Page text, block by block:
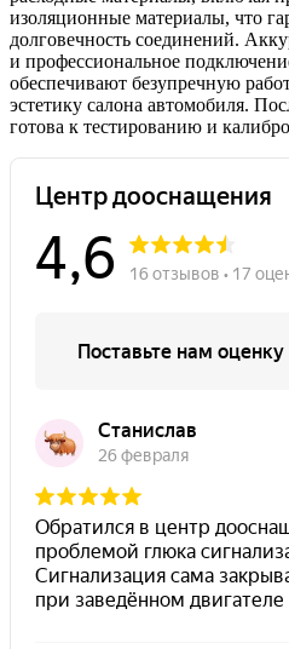
изоляционные материалы, что
долговечность соединений.
и профессиональное
обеспечивают безупречную
эстетику салона автомобиля.
готова к тестированию и